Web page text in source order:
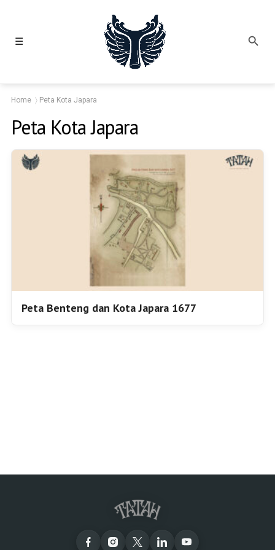
☰
Home Peta Kota Japara
Peta Kota Japara
Peta Benteng dan Kota Japara 1677